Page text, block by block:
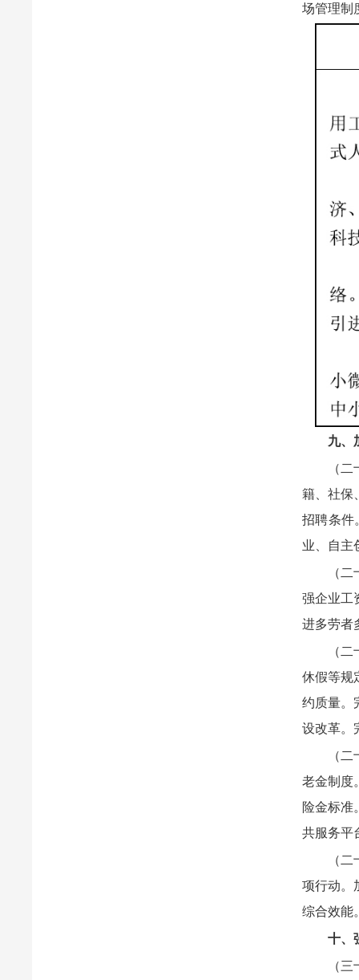
场管理制
九、
（
籍、社保
招聘条件
业、自主
（
强企业工
进多劳者
（
休假等规
约质量。
设改革。
（
老金制度
险金标准
共服务平
（
项行动。
综合效能
十、
（